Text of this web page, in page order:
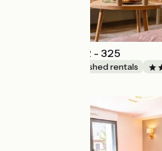
La villa Serra T2 - 325
Lodgings and furnished rentals